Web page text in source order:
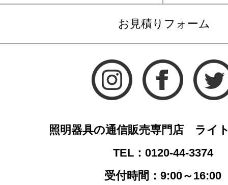
お見積りフォーム
照明器具の通信販売専門店 ライ
TEL：0120-44-3374
受付時間：9:00～16:00